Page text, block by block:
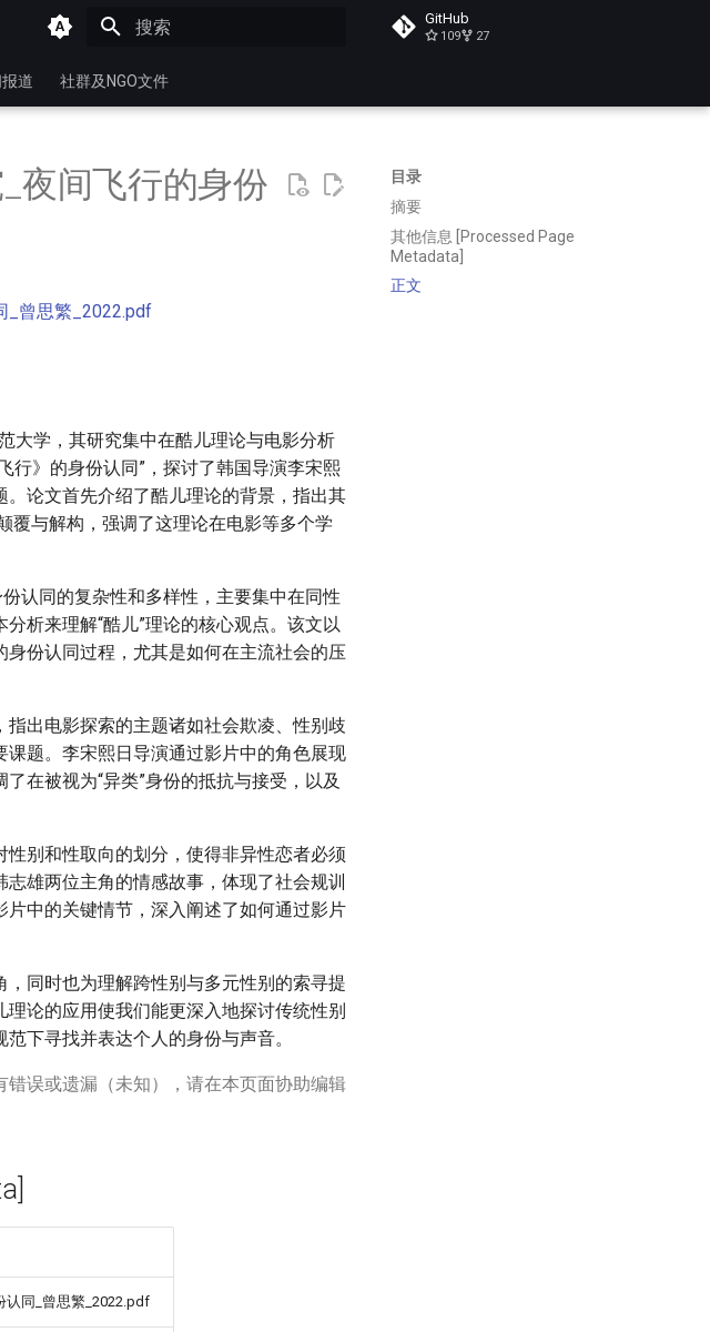
GitHub
109 27
道 社群及NGO文件
目录
摘要
其他信息 [Processed Page
Metadata]
正文
夜间飞行的身份
_曾思繁_2022.pdf
大学，其研究集中在酷儿理论与电影分析
行》的身份认同”，探讨了韩国导演李宋熙
论文首先介绍了酷儿理论的背景，指出其
覆与解构，强调了这理论在电影等多个学
认同的复杂性和多样性，主要集中在同性
析来理解“酷儿”理论的核心观点。该文以
身份认同过程，尤其是如何在主流社会的压
出电影探索的主题诸如社会欺凌、性别歧
题。李宋熙日导演通过影片中的角色展现
在被视为“异类”身份的抵抗与接受，以及
别和性取向的划分，使得非异性恋者必须
雄两位主角的情感故事，体现了社会规训
中的关键情节，深入阐述了如何通过影片
同时也为理解跨性别与多元性别的索寻提
论的应用使我们能更深入地探讨传统性别
下寻找并表达个人的身份与声音。
误或遗漏（未知），请在本页面协助编辑
认同_曾思繁_2022.pdf